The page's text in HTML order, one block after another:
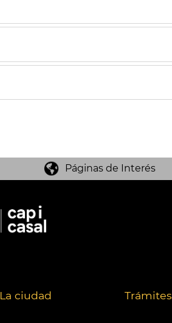
Páginas de Interés
La ciudad Trámites